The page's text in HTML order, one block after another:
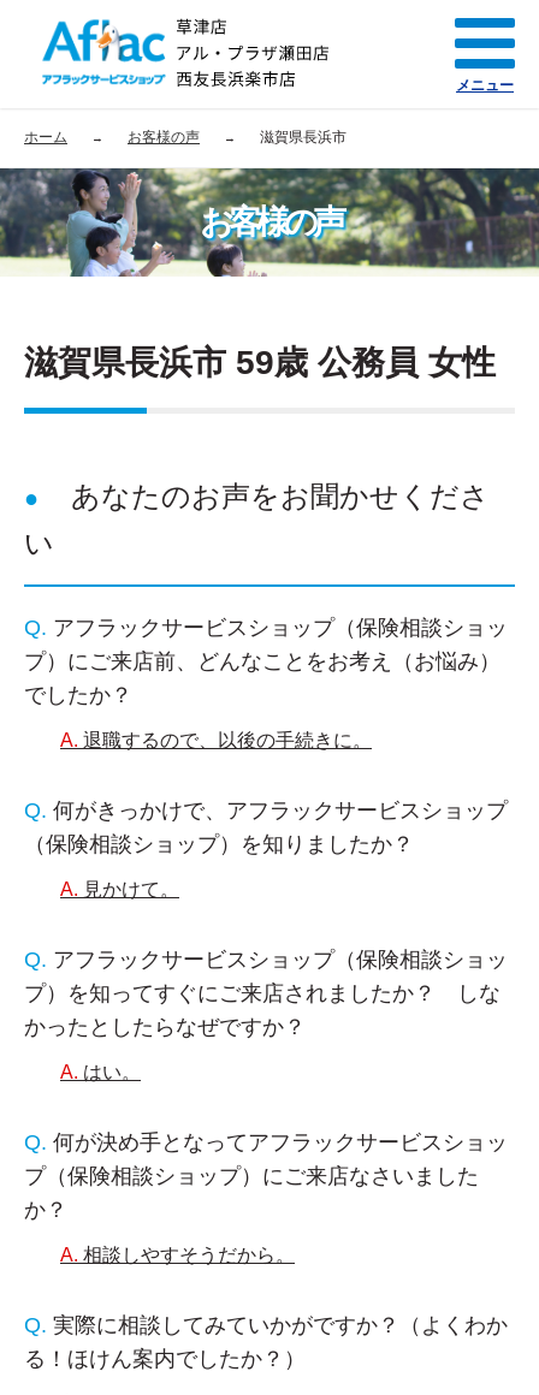
ホーム お客様の声 滋賀県長浜市
お客様の声
滋賀県長浜市 59歳 公務員 女性
あなたのお声をお聞かせくださ
い
アフラックサービスショップ（保険相談ショッ
プ）にご来店前、どんなことをお考え（お悩み）
でしたか？
退職するので、以後の手続きに。
何がきっかけで、アフラックサービスショップ
（保険相談ショップ）を知りましたか？
見かけて。
アフラックサービスショップ（保険相談ショッ
プ）を知ってすぐにご来店されましたか？ しな
かったとしたらなぜですか？
はい。
何が決め手となってアフラックサービスショッ
プ（保険相談ショップ）にご来店なさいました
か？
相談しやすそうだから。
実際に相談してみていかがですか？（よくわか
る！ほけん案内でしたか？）
メニュー